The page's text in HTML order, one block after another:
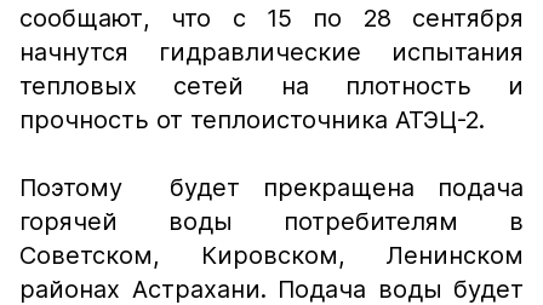
сообщают, что с 15 по 28 сентября
начнутся гидравлические испытания
тепловых сетей на плотность и
прочность от теплоисточника АТЭЦ-2.
Поэтому будет прекращена подача
горячей воды потребителям в
Советском, Кировском, Ленинском
районах Астрахани. Подача воды будет